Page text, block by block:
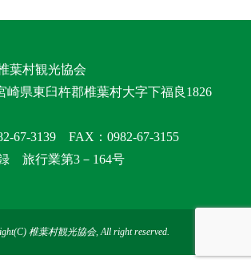
葉村観光協会
崎県東臼杵郡椎葉村大字下福良1826
67-3139 FAX：0982-67-3155
旅行業第3－164号
椎葉村観光協会, All right reserved.